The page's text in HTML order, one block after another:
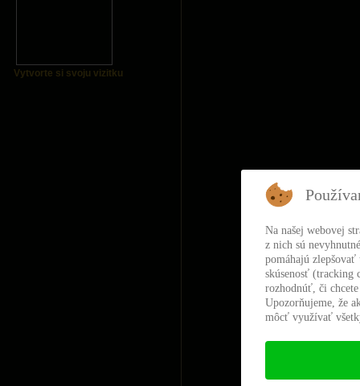
Vytvorte si svoju vizitku
Na našej webovej
z nich sú
pomáhajú
skúsenosť (tracking
rozhodnúť, či
Upozorňujeme, že
môcť využívať